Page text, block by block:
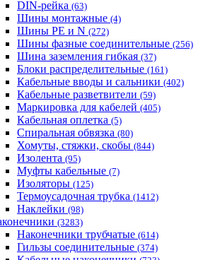
DIN-рейка (63)
Шины монтажные (4)
Шины PE и N (272)
Шины фазные соединительные (256)
Шина заземления гибкая (37)
Блоки распределительные (161)
Кабельные вводы и сальники (402)
Кабельные разветвители (59)
Маркировка для кабелей (405)
Кабельная оплетка (5)
Спиральная обвязка (80)
Хомуты, стяжки, скобы (844)
Изолента (95)
Муфты кабельные (7)
Изоляторы (125)
Термоусадочная трубка (1412)
Наклейки (98)
(3283)
Наконечники трубчатые (614)
Гильзы соединительные (374)